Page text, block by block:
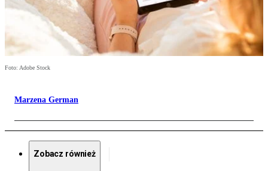
Foto: Adobe Stock
Marzena German
Zobacz również